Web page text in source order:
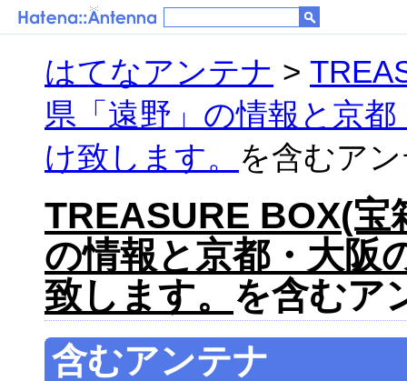
はてなアンテナ >
県「遠野」の情報と京
け致します。
を含むア
TREASURE BOX(宝
の情報と京都・大阪
致します。 を含むア
含むアンテナ